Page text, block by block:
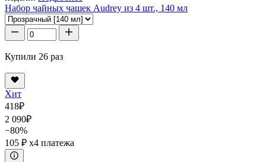
Набор чайных чашек Audrey из 4 шт., 140 мл
Купили 26 раз
Хит
418₽
2 090₽
−80%
105 ₽ x4 платежа